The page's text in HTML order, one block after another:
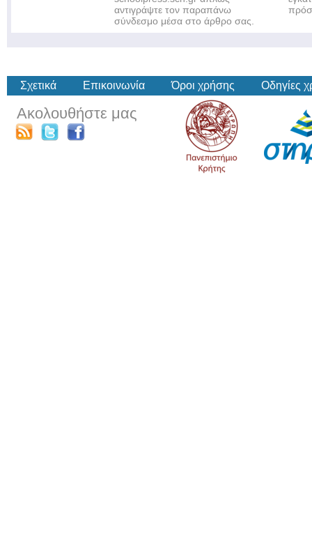
αντιγράψτε τον παραπάνω
σύνδεσμο μέσα στο άρθρο σας.
Σχετικά Επικοινωνία Όροι χρήσης Οδηγίες
Ακολουθήστε μας